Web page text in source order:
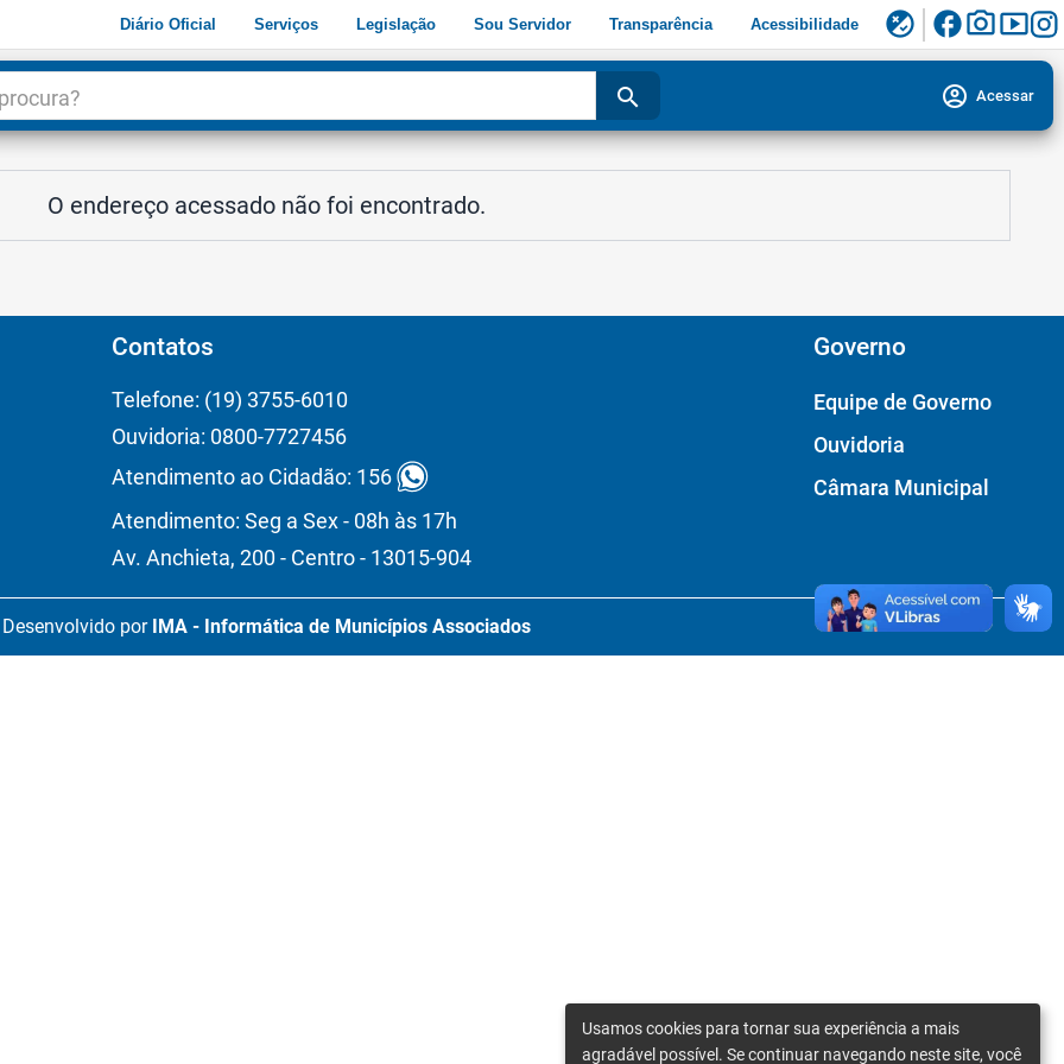
Diário Oficial Serviços Legislação Sou Servidor Transparência Acessibilidade flaky facebookphoto_camerasmart_display
search account_circle Acessar
O endereço acessado não foi encontrado.
Contatos
Telefone: (19) 3755-6010
Ouvidoria: 0800-7727456
Atendimento ao Cidadão: 156
Atendimento: Seg a Sex - 08h às 17h
Av. Anchieta, 200 - Centro - 13015-904
Governo
Equipe de Governo
Ouvidoria
Câmara Municipal
Desenvolvido por IMA - Informática de Municípios Associados
Usamos cookies para tornar sua experiência a mais
agradável possível. Se continuar navegando neste site, você